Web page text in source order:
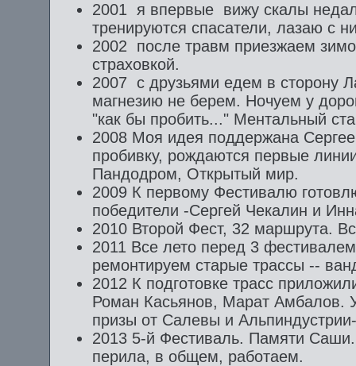
2001 я впервые вижу скалы
тренируются спасатели, лазаю с
2002 после травм приезжаем
страховкой.
2007 с друзьями едем в сторону
магнезию не берем. Ночуем у
"как бы пробить..." Ментальный
2008 Моя идея поддержана
пробивку, рождаются первые
Пандодром, Открытый мир.
2009 К первому Фестивалю
победители -Сергей Чекалин и
2010 Второй Фест, 32 маршрута.
2011 Все лето перед 3
ремонтируем старые трассы --
2012 К подготовке трасс
Роман Касьянов, Марат Амбалов.
призы от Салевы и
2013 5-й Фестиваль. Памяти
перила, в общем, работаем.